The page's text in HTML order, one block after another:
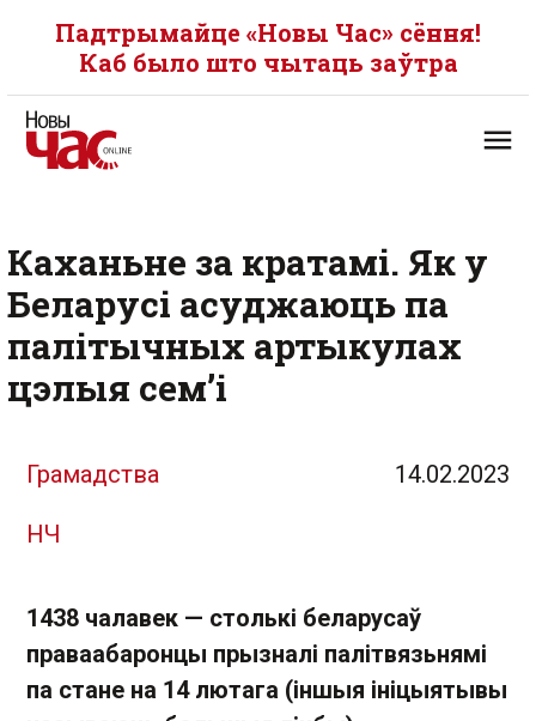
Падтрымайце «Новы Час» сёння!
Каб было што чытаць заўтра
Каханьне за кратамі. Як у
Беларусі асуджаюць па
палітычных артыкулах
цэлыя сем’і
Грамадства 14.02.2023
НЧ
1438 чалавек — столькі беларусаў
праваабаронцы прызналі палітвязьнямі
па стане на 14 лютага (іншыя ініцыятывы